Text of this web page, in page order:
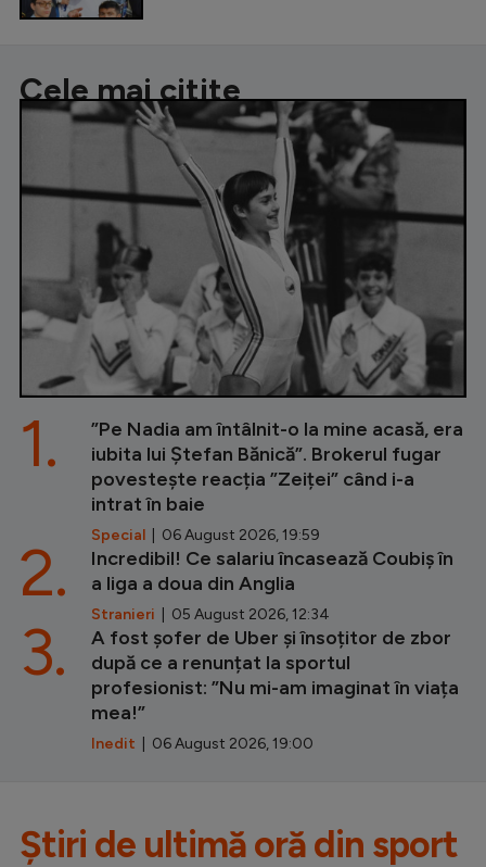
Cele mai citite
”Pe Nadia am întâlnit-o la mine acasă, era
iubita lui Ștefan Bănică”. Brokerul fugar
povestește reacția ”Zeiței” când i-a
intrat în baie
Special | 06 August 2026, 19:59
1.
Incredibil! Ce salariu încasează Coubiș în
a liga a doua din Anglia
Stranieri | 05 August 2026, 12:34
2.
A fost șofer de Uber și însoțitor de zbor
după ce a renunțat la sportul
profesionist: ”Nu mi-am imaginat în viața
mea!”
Inedit | 06 August 2026, 19:00
3.
Știri de ultimă oră din sport